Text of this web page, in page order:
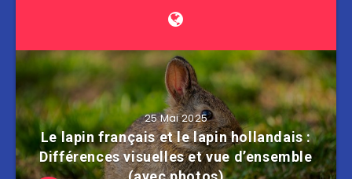
25 Mai 2025
Le lapin français et le lapin hollandais :
Différences visuelles et vue d’ensemble